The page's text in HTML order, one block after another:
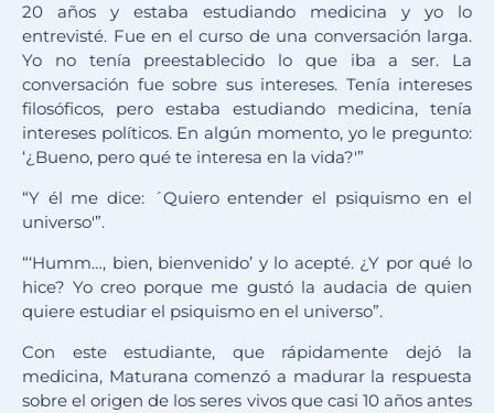
20 años y estaba estudiando medicina y yo lo
entrevisté. Fue en el curso de una conversación larga.
Yo no tenía preestablecido lo que iba a ser. La
conversación fue sobre sus intereses. Tenía intereses
filosóficos, pero estaba estudiando medicina, tenía
intereses políticos. En algún momento, yo le pregunto:
‘¿Bueno, pero qué te interesa en la vida?'”
“Y él me dice: ´Quiero entender el psiquismo en el
universo'”.
“‘Humm…, bien, bienvenido’ y lo acepté. ¿Y por qué lo
hice? Yo creo porque me gustó la audacia de quien
quiere estudiar el psiquismo en el universo”.
Con este estudiante, que rápidamente dejó la
medicina, Maturana comenzó a madurar la respuesta
sobre el origen de los seres vivos que casi 10 años antes